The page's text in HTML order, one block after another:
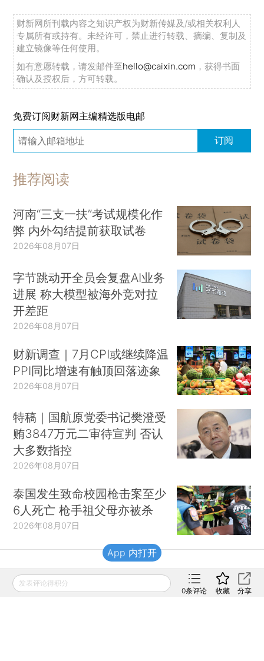
财新网所刊载内容之知识产权为财新传媒及/或相关权利人
专属所有或持有。未经许可，禁止进行转载、摘编、复制及
建立镜像等任何使用。
如有意愿转载，请发邮件至hello@caixin.com ，获得书面
确认及授权后，方可转载。
免费订阅财新网主编精选版电邮
订阅
推荐阅读
河南“三支一扶”考试规模化作
弊 内外勾结提前获取试卷
2026年08月07日
字节跳动开全员会复盘AI业务
进展 称大模型被海外竞对拉
开差距
2026年08月07日
财新调查｜7月CPI或继续降温
PPI同比增速有触顶回落迹象
2026年08月07日
特稿｜国航原党委书记樊澄受
贿3847万元二审待宣判 否认
大多数指控
2026年08月07日
泰国发生致命校园枪击案至少
6人死亡 枪手祖父母亦被杀
2026年08月07日
财新移动
发表评论得积分
0条评论 收藏 分享
App 内打开